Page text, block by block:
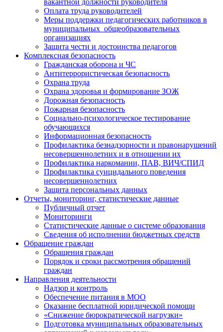
вакантной должности руководителя
Оплата труда руководителей
Меры поддержки педагогических работников в
муниципальных общеобразовательных
организациях
Защита чести и достоинства педагогов
Комплексная безопасность
Гражданская оборона и ЧС
Антитеррористическая безопасность
Охрана труда
Охрана здоровья и формирование ЗОЖ
Дорожная безопасность
Пожарная безопасность
Социально-психологическое тестирование
обучающихся
Информационная безопасность
Профилактика безнадзорности и правонарушений
несовершеннолетних и в отношении их
Профилактика наркомании, ПАВ, ВИЧ/СПИД
Профилактика суицидального поведения
несовершеннолетних
Защита персональных данных
Отчеты, мониторинг, статистические данные
Публичный отчет
Мониторинги
Статистические данные о системе образования
Сведения об исполнении бюджетных средств
Обращение граждан
Обращения граждан
Порядок и сроки рассмотрения обращений
граждан
Направления деятельности
Надзор и контроль
Обеспечение питания в МОО
Оказание бесплатной юридической помощи
«Снижение бюрократической нагрузки»
Подготовка муниципальных образовательных